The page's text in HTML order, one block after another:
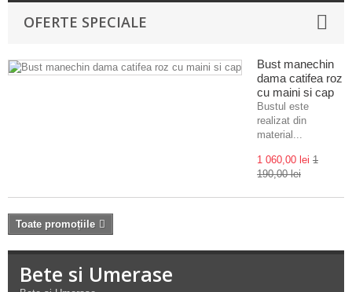
OFERTE SPECIALE
Bust manechin
dama catifea roz
cu maini si cap
Bustul este
realizat din
material...
1 060,00 lei 1
190,00 lei
Toate promoțiile
Bete si Umerase